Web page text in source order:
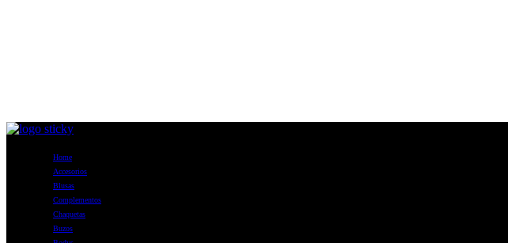
Home
Accesorios
Blusas
Complementos
Chaquetas
Buzos